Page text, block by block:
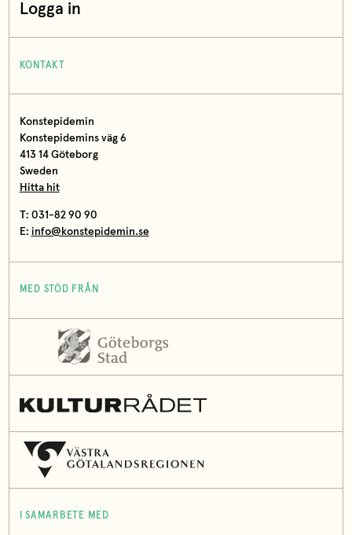
Logga in
KONTAKT
Konstepidemin
Konstepidemins väg 6
413 14 Göteborg
Sweden
Hitta hit
T: 031-82 90 90
E: info@konstepidemin.se
MED STÖD FRÅN
I SAMARBETE MED